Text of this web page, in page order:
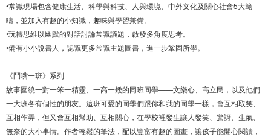
•常識現場包含健康生活、科學與科技、人與環境、中外文化及關心社會5大範
疇，並加入有趣的小知識，趣味與學習兼備。
•玩轉思維以幽默的對話討論常識議題，啟發多角度思考。
•備有小小說書人，認識更多常識主題圖書，進一步鞏固所學。
《鬥嘴一班》系列
故事圍繞一對一笨一精靈、一高一矮的同班同學——文樂心、高立民，以及他們
一大班各有個性的朋友。這班可愛的同學們跟你和我的同學一樣，會互相取笑、
互相作弄，但又會互相幫助、互相關心，在學校裡發生讓人發笑、驚訝、生氣、
無奈的大小事情。作者輕鬆的筆法，配以豐富有趣的圖畫，讓孩子能開心閱讀，